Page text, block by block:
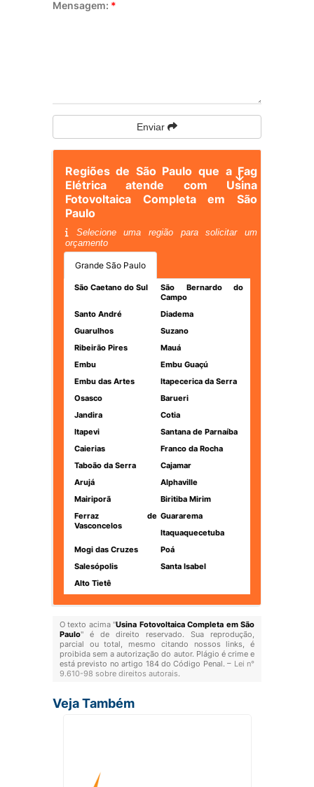
Mensagem: *
Enviar
Regiões de São Paulo que a Fag
Elétrica atende com Usina
Fotovoltaica Completa em São
Paulo
Selecione uma região para solicitar um
orçamento
Grande São Paulo
São Caetano do Sul
São Bernardo do
Campo
Santo André
Diadema
Guarulhos
Suzano
Ribeirão Pires
Mauá
Embu
Embu Guaçú
Embu das Artes
Itapecerica da Serra
Osasco
Barueri
Jandira
Cotia
Itapevi
Santana de Parnaíba
Caierias
Franco da Rocha
Taboão da Serra
Cajamar
Arujá
Alphaville
Mairiporã
Biritiba Mirim
Ferraz de
Vasconcelos
Guararema
Itaquaquecetuba
Mogi das Cruzes
Poá
Salesópolis
Santa Isabel
Alto Tietê
O texto acima "Usina Fotovoltaica Completa em São
Paulo" é de direito reservado. Sua reprodução,
parcial ou total, mesmo citando nossos links, é
proibida sem a autorização do autor. Plágio é crime e
está previsto no artigo 184 do Código Penal. – Lei n°
9.610-98 sobre direitos autorais.
Veja Também